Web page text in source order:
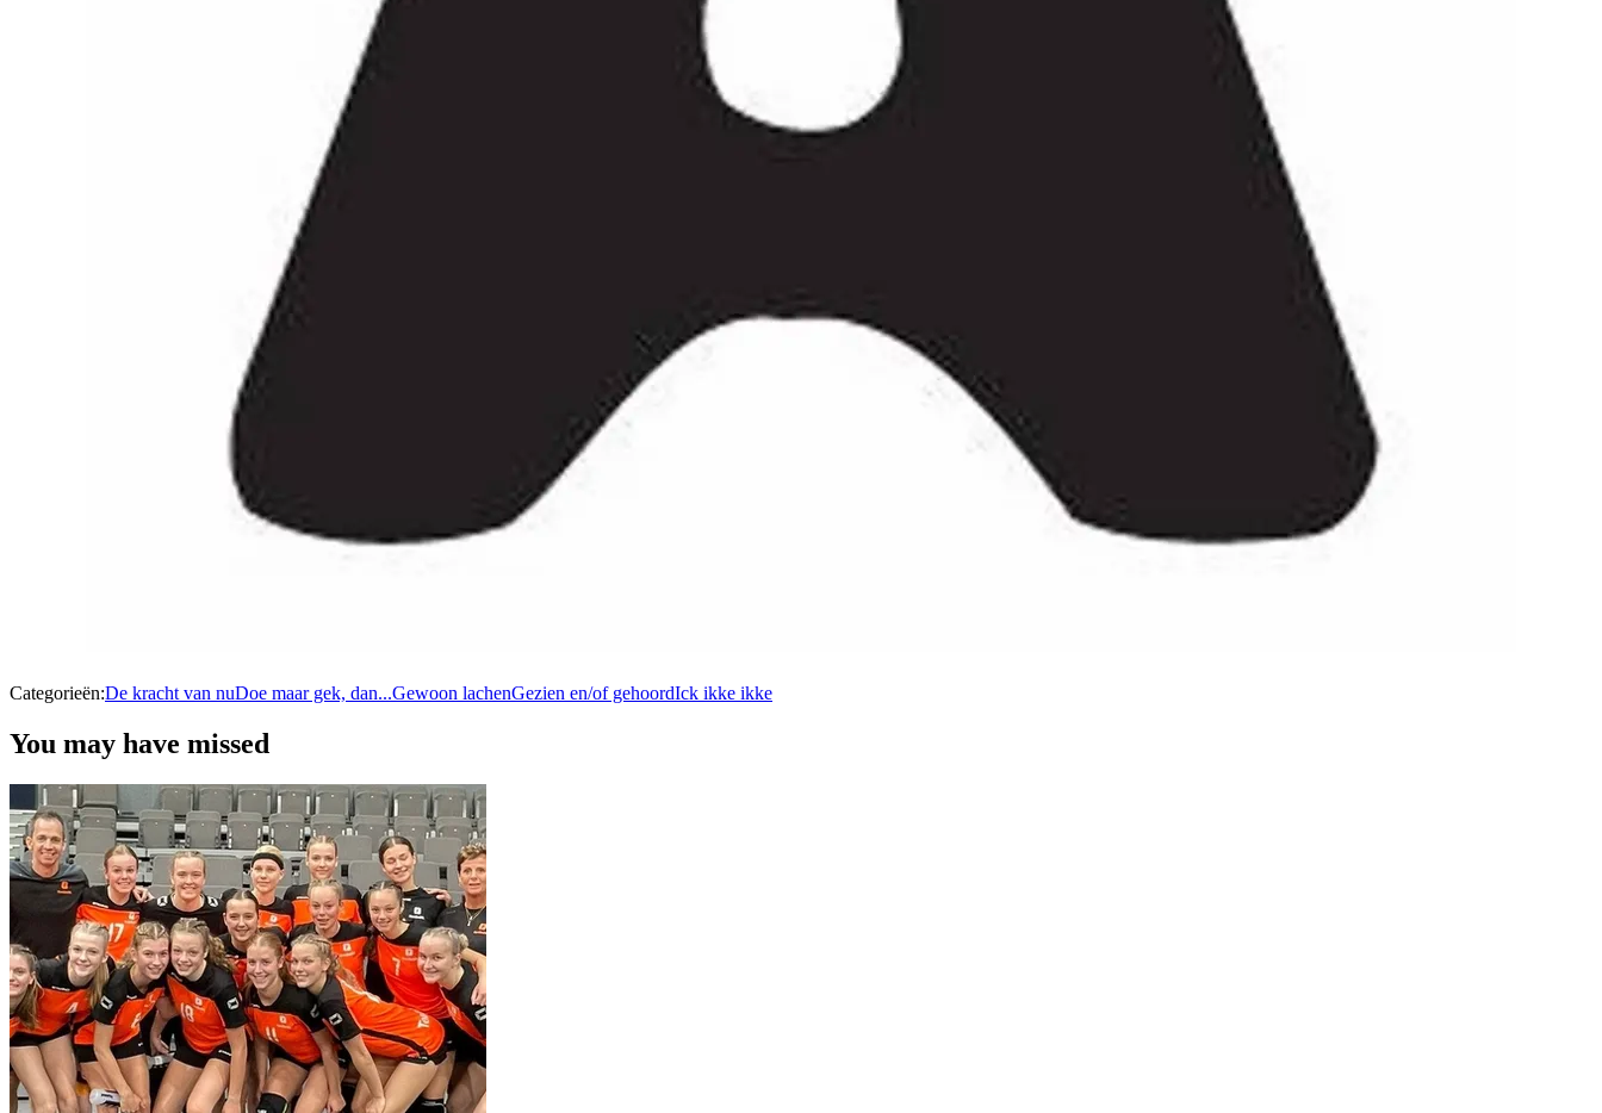
Categorieën:De kracht van nuDoe maar gek, dan...Gewoon lachenGezien en/of gehoordIck ikke ikke
You may have missed